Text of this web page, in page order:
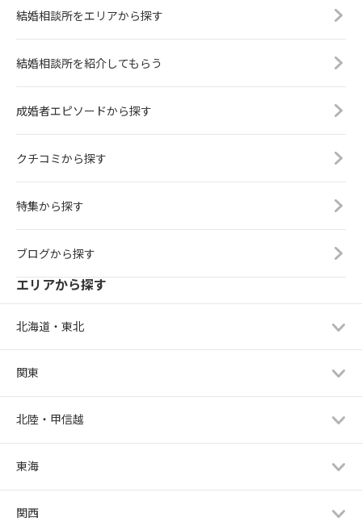
結婚相談所をエリアから探す
結婚相談所を紹介してもらう
成婚者エピソードから探す
クチコミから探す
特集から探す
ブログから探す
エリアから探す
北海道・東北
関東
北陸・甲信越
東海
関西